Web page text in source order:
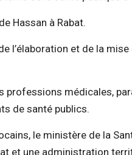
Hassan à Rabat.
l’élaboration et de la
professions médicales,
de santé publics.
le ministère de la
et une administration